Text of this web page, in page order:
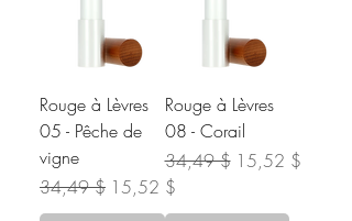
Rouge à Lèvres
05 - Pêche de
vigne
Prix original
34,49 $ Prix promotionnel
15,52 $
Rouge à Lèvres
08 - Corail
Prix original
34,49 $ Prix promotionnel
15,52 $